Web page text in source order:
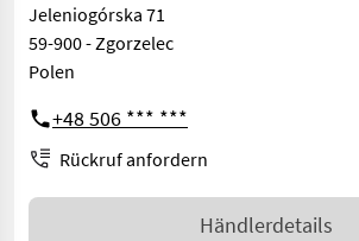
Jeleniogórska 71
59-900 - Zgorzelec
Polen
+48 506 *** ***
Rückruf anfordern
Händlerdetails